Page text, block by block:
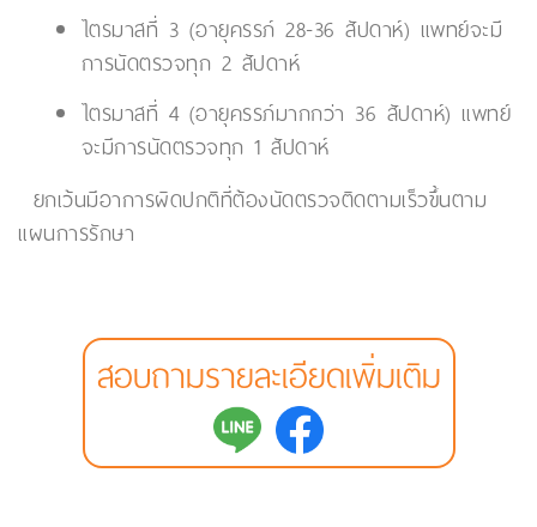
ไตรมาสที่ 3 (อายุครรภ์ 28-36 สัปดาห์) แพทย์จะมี
การนัดตรวจทุก 2 สัปดาห์
ไตรมาสที่ 4 (อายุครรภ์มากกว่า 36 สัปดาห์) แพทย์
จะมีการนัดตรวจทุก 1 สัปดาห์
ยกเว้นมีอาการผิดปกติที่ต้องนัดตรวจติดตามเร็วขึ้นตาม
แผนการรักษา
สอบถามรายละเอียดเพิ่มเติม